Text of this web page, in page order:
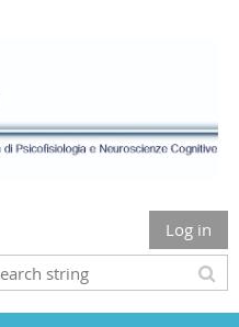
Log in